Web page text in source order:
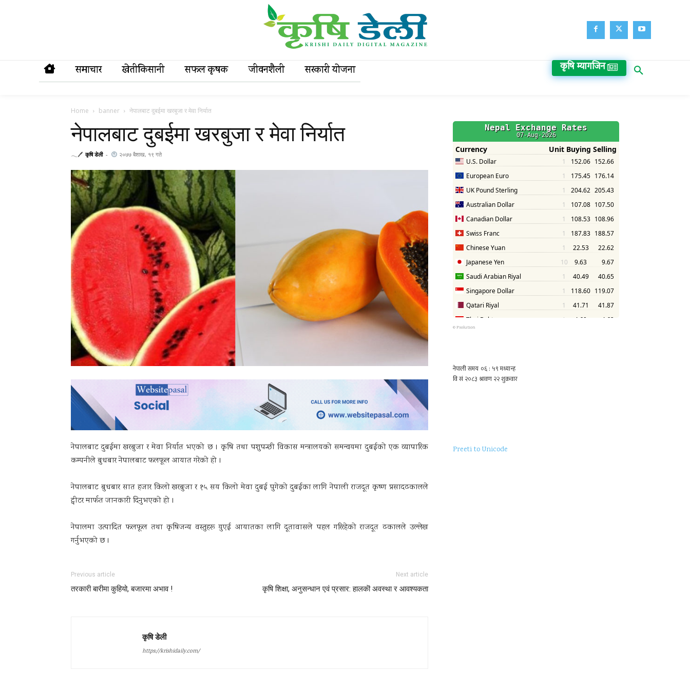
समाचार खेतीकिसानी सफल कृषक जीवनशैली सरकारी याेजना कृषि म्यागजिन
Home banner नेपालबाट दुबईमा खरबुजा र मेवा निर्यात
नेपालबाट दुबईमा खरबुजा र मेवा निर्यात
𓂃🖊 कृषि डेली - २०७७ बैशाख, १९ गते
नेपालबाट दुबईमा खरबुजा र मेवा निर्यात भएको छ । कृषि तथा पशुपन्छी विकास मन्त्रालयको समन्वयमा दुबईको एक व्यापारिक
कम्पनीले बुधबार नेपालबाट फलफूल आयात गरेको हो ।
नेपालबाट बुधबार सात हजार किलो खरबुजा र १५ सय किलो मेवा दुबई पुगेको दुबईका लागि नेपाली राजदूत कृष्ण प्रसादढकालले
ट्वीटर मार्फत जानकारी दिनुभएको हो ।
नेपालमा उत्पादित फलफूल तथा कृषिजन्य वस्तुहरू युएई आयातका लागि दूतावासले पहल गरिरहेको राजदूत ढकालले उल्लेख
गर्नुभएको छ ।
Previous article
तरकारी बारीमा कुहियो, बजारमा अभाव !
Next article
कृषि शिक्षा, अनुसन्धान एवं प्रसार: हालकॊ अवस्था र आवश्यकता
कृषि डेली
https://krishidaily.com/
© Psolution
Preeti to Unicode